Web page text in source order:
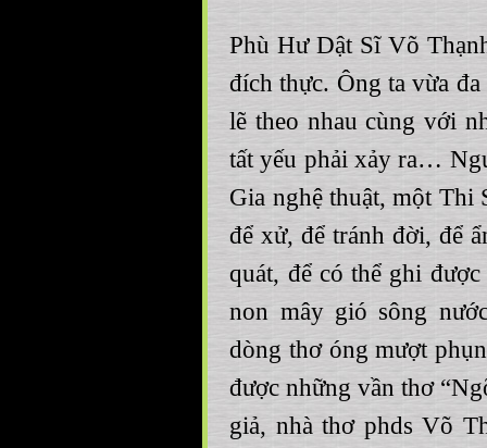
Phù Hư Dật Sĩ Võ
đích thực. Ông ta vừa
lẽ theo nhau cùng với
tất yếu phải xảy ra…
Gia nghệ thuật, một Thi
để xử, để tránh đời, để
quát, để có thể ghi
non mây gió sông
dòng thơ óng mượt
được những vần thơ
giả, nhà thơ phds Võ